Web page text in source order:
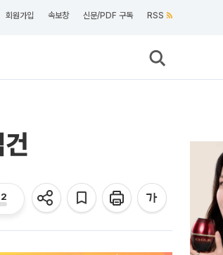
회원가입 속보창 신문/PDF 구독 RSS